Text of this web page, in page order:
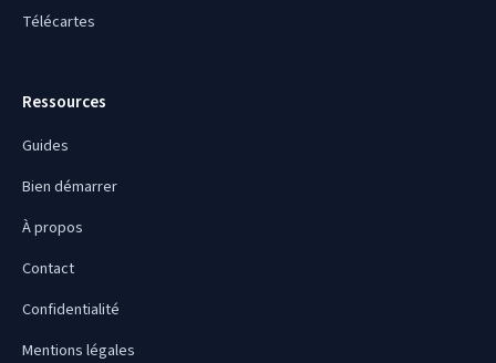
Télécartes
Ressources
Guides
Bien démarrer
À propos
Contact
Confidentialité
Mentions légales